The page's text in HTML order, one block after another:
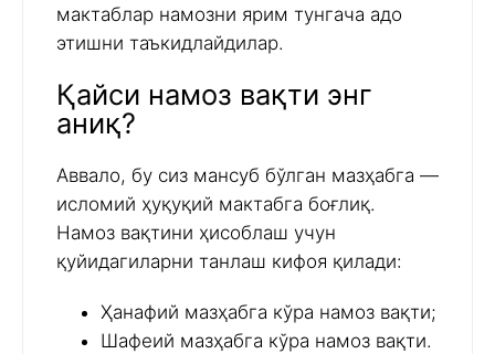
мактаблар намозни ярим тунгача адо
этишни таъкидлайдилар.
Қайси намоз вақти энг
аниқ?
Аввало, бу сиз мансуб бўлган мазҳабга —
исломий ҳуқуқий мактабга боғлиқ.
Намоз вақтини ҳисоблаш учун
қуйидагиларни танлаш кифоя қилади:
Ҳанафий мазҳабга кўра намоз вақти;
Шафеий мазҳабга кўра намоз вақти.